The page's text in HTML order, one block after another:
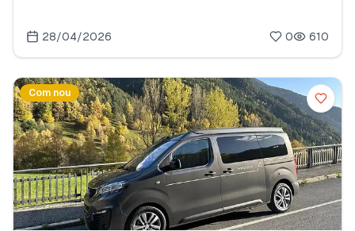
28/04/2026 0 610
Com nou